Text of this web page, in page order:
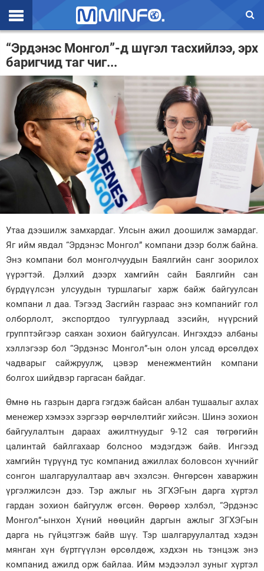
Эхлэл
Цаг агаар
Валют ханш
Улс төр
Эдийн засаг
Үзэл бодол
Дэлхий
Энтертайнмэнт
“Эрдэнэс Монгол”-д шүгэл тасхийлээ, эрх
баригчид таг чиг...
Утаа дээшилж замхардаг. Улсын ажил доошилж замардаг.
Яг ийм явдал “Эрдэнэс Монгол” компани дээр болж байна.
Энэ компани бол монголчуудын Баялгийн санг зоорилох
үүрэгтэй. Дэлхий дээрх хамгийн сайн Баялгийн сан
бүрдүүлсэн улсуудын туршлагыг харж байж байгуулсан
компани л даа. Тэгээд Засгийн газраас энэ компанийг гол
олборлолт, экспортдоо тулгуурлаад зэсийн, нүүрсний
групптэйгээр саяхан зохион байгуулсан. Ингэхдээ албаны
хэллэгээр бол “Эрдэнэс Монгол”-ын олон улсад өрсөлдөх
чадварыг сайжруулж, цэвэр менежментийн компани
болгох шийдвэр гаргасан байдаг.
Өмнө нь газрын дарга гэгдэж байсан албан тушаалыг ахлах
менежер хэмээх зэргээр өөрчлөлтийг хийсэн. Шинэ зохион
байгуулалтын дараах ажилтнуудыг 9-12 сая төгрөгийн
цалинтай байлгахаар болсноо мэдэгдэж байв. Ингээд
хамгийн түрүүнд тус компанид ажиллах боловсон хүчнийг
сонгон шалгаруулалтаар авч эхэлсэн. Өнгөрсөн хаваржин
үргэлжилсэн дээ. Тэр ажлыг нь ЗГХЭГ-ын дарга хүртэл
гардан зохион байгуулж өгсөн. Өөрөөр хэлбэл, “Эрдэнэс
Монгол”-ынхон Хүний нөөцийн даргын ажлыг ЗГХЭГ-ын
дарга нь гүйцэтгэж байв шүү. Тэр шалгаруулалтад хэдэн
мянган хүн бүртгүүлэн өрсөлдөж, хэдхэн нь тэнцэж энэ
компанид ажилд орж байлаа. Ийм мэдээлэл зуныг хүртэл